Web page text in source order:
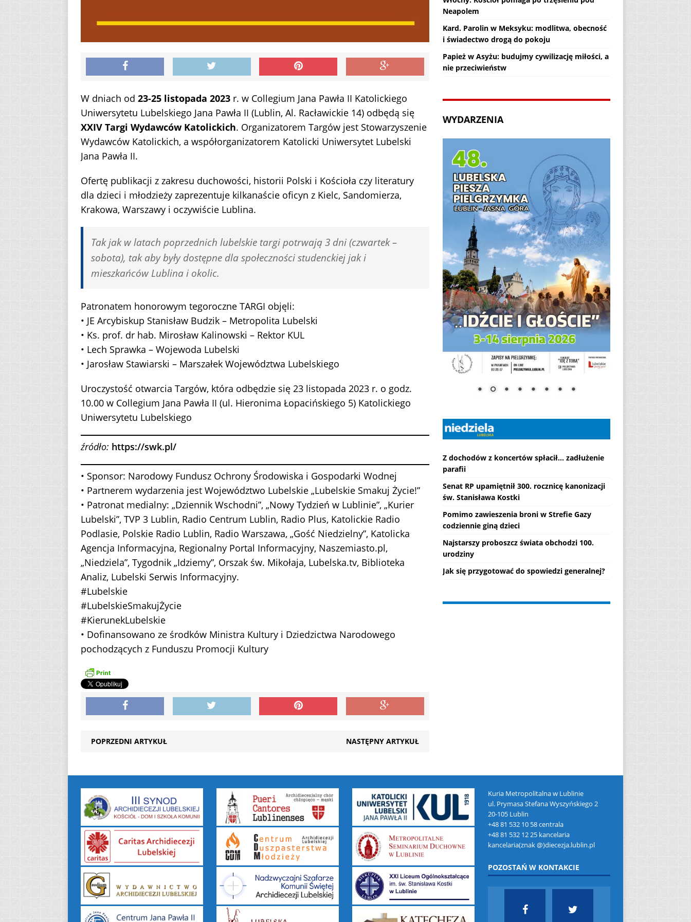
W dniach od 23-25 listopada 2023 r. w Collegium Jana Pawła II Katolickiego
Uniwersytetu Lubelskiego Jana Pawła II (Lublin, Al. Racławickie 14) odbędą się
XXIV Targi Wydawców Katolickich. Organizatorem Targów jest Stowarzyszenie
Wydawców Katolickich, a współorganizatorem Katolicki Uniwersytet Lubelski
Jana Pawła II.
Ofertę publikacji z zakresu duchowości, historii Polski i Kościoła czy literatury
dla dzieci i młodzieży zaprezentuje kilkanaście oficyn z Kielc, Sandomierza,
Krakowa, Warszawy i oczywiście Lublina.
Tak jak w latach poprzednich lubelskie targi potrwają 3 dni (czwartek –
sobota), tak aby były dostępne dla społeczności studenckiej jak i
mieszkańców Lublina i okolic.
Patronatem honorowym tegoroczne TARGI objęli:
• JE Arcybiskup Stanisław Budzik – Metropolita Lubelski
• Ks. prof. dr hab. Mirosław Kalinowski – Rektor KUL
• Lech Sprawka – Wojewoda Lubelski
• Jarosław Stawiarski – Marszałek Województwa Lubelskiego
Uroczystość otwarcia Targów, która odbędzie się 23 listopada 2023 r. o godz.
10.00 w Collegium Jana Pawła II (ul. Hieronima Łopacińskiego 5) Katolickiego
Uniwersytetu Lubelskiego
źródło: https://swk.pl/
• Sponsor: Narodowy Fundusz Ochrony Środowiska i Gospodarki Wodnej
• Partnerem wydarzenia jest Województwo Lubelskie „Lubelskie Smakuj Życie!”
• Patronat medialny: „Dziennik Wschodni”, „Nowy Tydzień w Lublinie”, „Kurier
Lubelski”, TVP 3 Lublin, Radio Centrum Lublin, Radio Plus, Katolickie Radio
Podlasie, Polskie Radio Lublin, Radio Warszawa, „Gość Niedzielny”, Katolicka
Agencja Informacyjna, Regionalny Portal Informacyjny, Naszemiasto.pl,
„Niedziela”, Tygodnik „Idziemy”, Orszak św. Mikołaja, Lubelska.tv, Biblioteka
Analiz, Lubelski Serwis Informacyjny.
#Lubelskie
#LubelskieSmakujŻycie
#KierunekLubelskie
• Dofinansowano ze środków Ministra Kultury i Dziedzictwa Narodowego
pochodzących z Funduszu Promocji Kultury
POPRZEDNI ARTYKUŁ NASTĘPNY ARTYKUŁ
Neapolem
Kard. Parolin w Meksyku: modlitwa, obecność
i świadectwo drogą do pokoju
Papież w Asyżu: budujmy cywilizację miłości, a
nie przeciwieństw
WYDARZENIA
Z dochodów z koncertów spłacił... zadłużenie
parafii
Senat RP upamiętnił 300. rocznicę kanonizacji
św. Stanisława Kostki
Pomimo zawieszenia broni w Strefie Gazy
codziennie giną dzieci
Najstarszy proboszcz świata obchodzi 100.
urodziny
Jak się przygotować do spowiedzi generalnej?
Kuria Metropolitalna w Lublinie
ul. Prymasa Stefana Wyszyńskiego 2
20-105 Lublin
+48 81 532 10 58 centrala
+48 81 532 12 25 kancelaria
kancelaria(znak @)diecezja.lublin.pl
POZOSTAŃ W KONTAKCIE